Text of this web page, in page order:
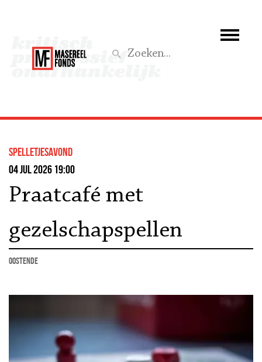
Wat we doen
Aktief
Spelletjesavond
04 jul 2026 19:00
Praatcafé met
gezelschapspellen
Oostende